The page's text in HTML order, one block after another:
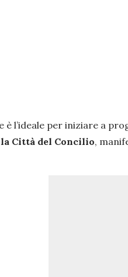
è l’ideale per iniziare a
Città del Concilio,